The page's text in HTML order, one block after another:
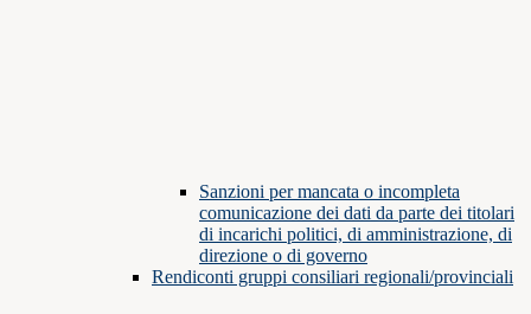
Sanzioni per mancata o incompleta
comunicazione dei dati da parte dei titolari
di incarichi politici, di amministrazione, di
direzione o di governo
Rendiconti gruppi consiliari regionali/provinciali